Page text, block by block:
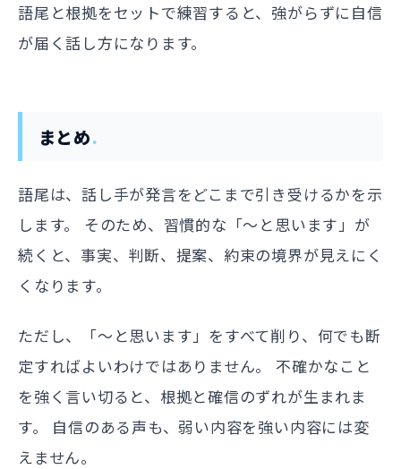
語尾と根拠をセットで練習すると、強がらずに自信
が届く話し方になります。
まとめ
語尾は、話し手が発言をどこまで引き受けるかを示
します。 そのため、習慣的な「〜と思います」が
続くと、事実、判断、提案、約束の境界が見えにく
くなります。
ただし、「〜と思います」をすべて削り、何でも断
定すればよいわけではありません。 不確かなこと
を強く言い切ると、根拠と確信のずれが生まれま
す。 自信のある声も、弱い内容を強い内容には変
えません。